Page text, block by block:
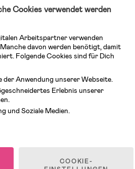
Produkte für Mütter und eine Menge
Spielsachen, Babyprodukte und
von bekannten Herstellern wie Britax, Maxi-
und vielen mehr. Schau Dich um in
für Kinder & Babys. Willkommen!
Alle Rechte vorbehalten.
Cookies verwendet werden
Arbeitspartner verwenden
davon werden benötigt, damit
Folgende Cookies sind für Dich
der Anwendung unserer Webseite.
Erlebnis unserer
und Soziale Medien.
COOKIE-